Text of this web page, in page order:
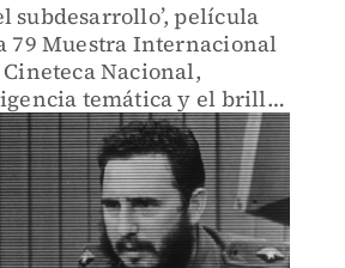
subdesarrollo’, película
79 Muestra Internacional
Nacional,
temática y el brillo
décadas después de su